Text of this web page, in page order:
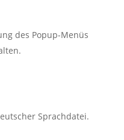
des Popup-Menüs
Sprachdatei.